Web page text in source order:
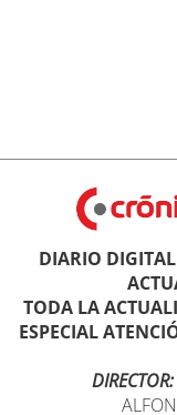
DIARIO
TODA LA
ESPECIAL
DIRECTOR: